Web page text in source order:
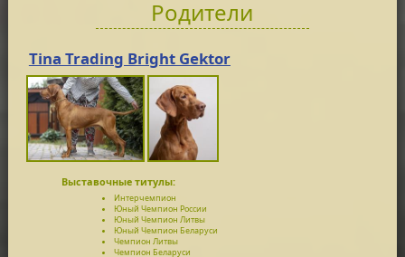
Родители
Tina Trading Bright Gektor
Выставочные титулы:
Интерчемпион
Юный Чемпион России
Юный Чемпион Литвы
Юный Чемпион Беларуси
Чемпион Литвы
Чемпион Беларуси